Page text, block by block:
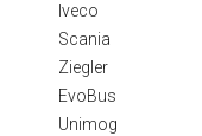
Iveco
Scania
Ziegler
EvoBus
Unimog